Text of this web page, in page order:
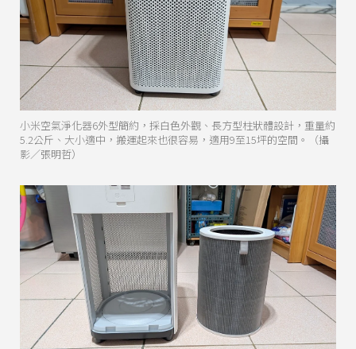
小米空氣淨化器6外型簡約，採白色外觀、長方型柱狀體設計，重量約
5.2公斤、大小適中，搬運起來也很容易，適用9至15坪的空間。（攝
影／張明哲）